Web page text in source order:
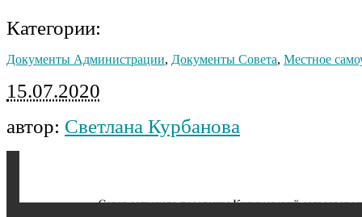
Категории:
Документы Администрации, Документы Совета, Местное
15.07.2020
автор: Светлана Курбанова